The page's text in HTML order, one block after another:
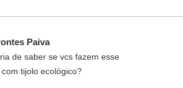
Paiva
de saber se vcs fazem esse
tijolo ecológico?